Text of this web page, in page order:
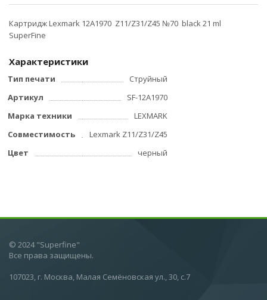
Картридж Lexmark 12A1970 Z11/Z31/Z45 №70 black 21 ml
SuperFine
Характеристики
Тип печати
Струйный
Артикул
SF-12A1970
Марка техники
LEXMARK
Совместимость
Lexmark Z11/Z31/Z45
Цвет
черный
© 2024 "Superfine"
Все права защищены.
107023, г. Москва, Малая Семёновская ул., 30, с.7